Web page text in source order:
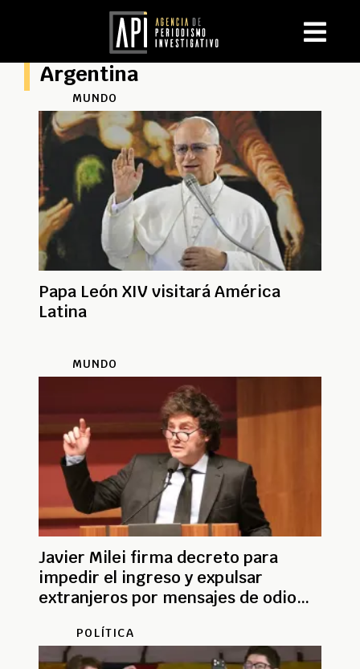
Argentina
MUNDO
Papa León XIV visitará América
Latina
MUNDO
Javier Milei firma decreto para
impedir el ingreso y expulsar
extranjeros por mensajes de odio
POLÍTICA